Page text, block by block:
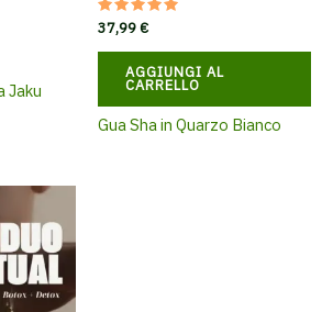
€
Jaku
Valutato
5.00
su 5
37,99€
AGGIUNGI AL
CARRELLO
Gua Sha in Quarzo Bianco